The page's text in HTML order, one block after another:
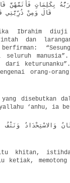
بِكَلِمَاتٍ فَأَتَمَّهُنَّ
قَالَ وَمِنْ ذُرِّيَّتِي
Ibrahim diuji
dan
seluruh
dari
orang-
disebutkan
‘anhu, ia
وَالاسْتِحْدَادُ وَنَتْفُ
khitan,
ketiak, memotong